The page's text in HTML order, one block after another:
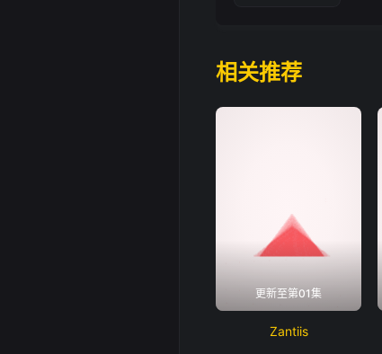
相关推荐
更新至第01集
Zantiis